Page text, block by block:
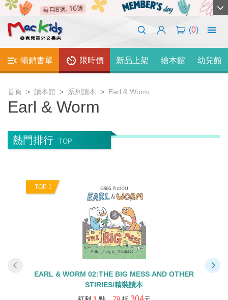
(0)
暢銷書單 限時價 新品上架 繪本館 幼兒館
首頁 讀本館 系列讀本 Earl & Worm
Earl & Worm
熱門排行 TOP
TOP 1
EARL & WORM 02:THE BIG MESS AND OTHER
STIRIES/精裝讀本